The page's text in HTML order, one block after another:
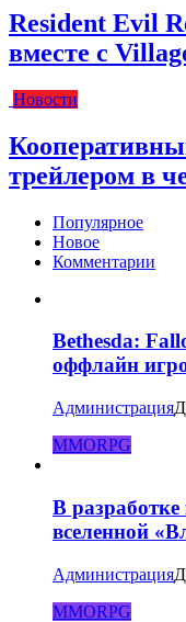
Resident Evil
вместе с
Новости
трейлером в
Популярное
Новое
Комментарии
Bethesda:
оффлайн
Администрация
MMORPG
В
вселенной
Администрация
MMORPG